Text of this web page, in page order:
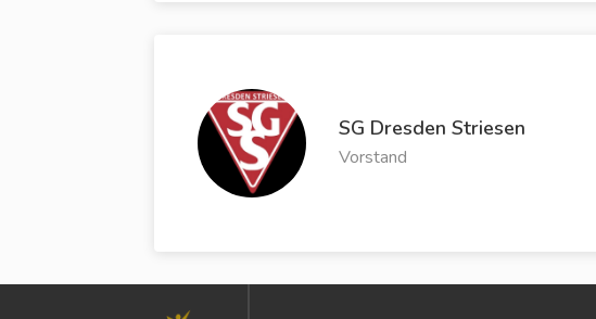
SG Dresden Striesen
Vorstand